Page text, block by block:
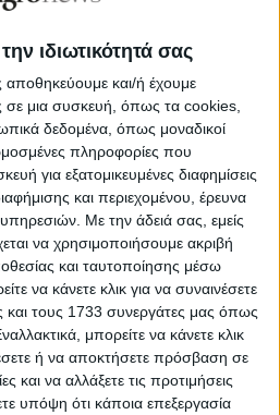
ιδιωτικότητά σας
αποθηκεύουμε και/ή έχουμε
μια συσκευή, όπως τα cookies,
δεδομένα, όπως μοναδικοί
πληροφορίες που
για εξατομικευμένες διαφημίσεις
και περιεχομένου, έρευνα
Με την άδειά σας, εμείς
να χρησιμοποιήσουμε ακριβή
και ταυτοποίησης μέσω
να κάνετε κλικ για να συναινέσετε
και τους 1733 συνεργάτες μας όπως
μπορείτε να κάνετε κλικ
ή να αποκτήσετε πρόσβαση σε
και να αλλάξετε τις προτιμήσεις
υπόψη ότι κάποια επεξεργασία
που καλλιεργούν
είχαν κυρίως επηρεαστεί το
από τις ιδιόρρυθμες
Αίγυπτο.
ο Incofruit Ηellas, η
(CBE) αύξησε το όριο
επιστολών (LC) για
από 5.000 δολάρια σε 500.000
από την Πέμπτη 27 Οκτωβρίου.
Πέμπτη ότι θα
κατάργησης μιας
που όριζε τη χρήση
για χρηματοδότηση
του 2022.